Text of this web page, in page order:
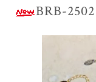
BRB-2502